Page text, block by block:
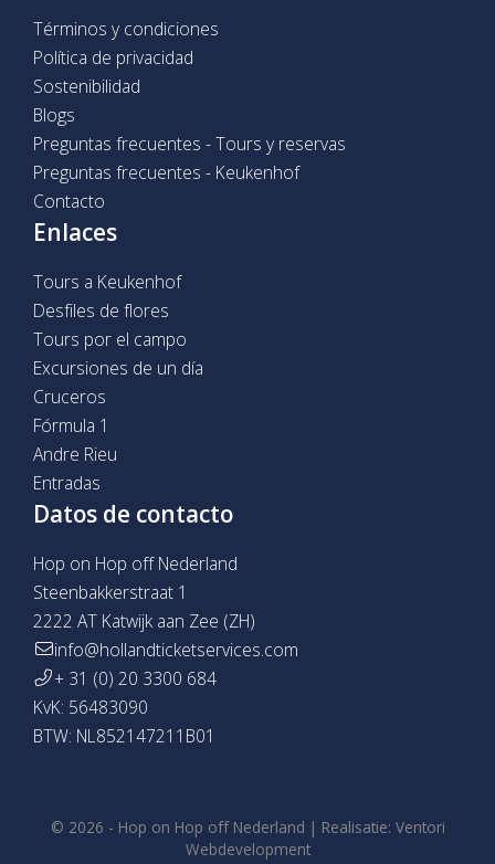
Términos y condiciones
Política de privacidad
Sostenibilidad
Blogs
Preguntas frecuentes - Tours y reservas
Preguntas frecuentes - Keukenhof
Contacto
Enlaces
Tours a Keukenhof
Desfiles de flores
Tours por el campo
Excursiones de un día
Cruceros
Fórmula 1
Andre Rieu
Entradas
Datos de contacto
Hop on Hop off Nederland
Steenbakkerstraat 1
2222 AT Katwijk aan Zee (ZH)
info@hollandticketservices.com
+ 31 (0) 20 3300 684
KvK: 56483090
BTW: NL852147211B01
© 2026 - Hop on Hop off Nederland | Realisatie: Ventori
Webdevelopment